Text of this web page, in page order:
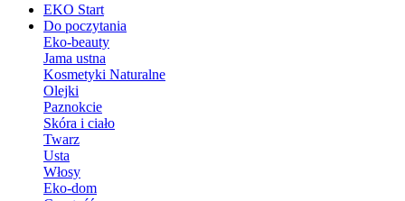
EKO Start
Do poczytania
Eko-beauty
Jama ustna
Kosmetyki Naturalne
Olejki
Paznokcie
Skóra i ciało
Twarz
Usta
Włosy
Eko-dom